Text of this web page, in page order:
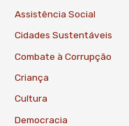
Assistência Social
Cidades Sustentáveis
Combate à Corrupção
Criança
Cultura
Democracia